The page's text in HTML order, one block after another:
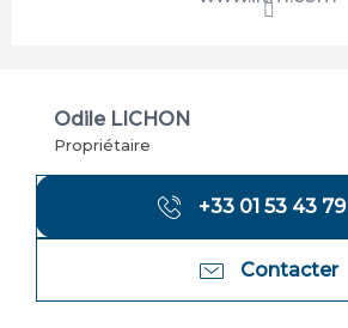
Odile LICHON
Propriétaire
+33 01 53 43 79
Contacter